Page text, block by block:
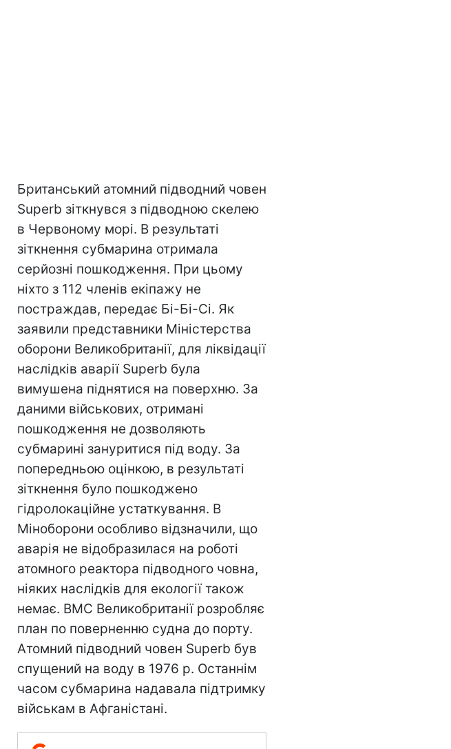
Британський атомний підводний човен
Superb зіткнувся з підводною скелею
в Червоному морі. В результаті
зіткнення субмарина отримала
серйозні пошкодження. При цьому
ніхто з 112 членів екіпажу не
постраждав, передає Бі-Бі-Сі. Як
заявили представники Міністерства
оборони Великобританії, для ліквідації
наслідків аварії Superb була
вимушена піднятися на поверхню. За
даними військових, отримані
пошкодження не дозволяють
субмарині зануритися під воду. За
попередньою оцінкою, в результаті
зіткнення було пошкоджено
гідролокаційне устаткування. В
Міноборони особливо відзначили, що
аварія не відобразилася на роботі
атомного реактора підводного човна,
ніяких наслідків для екології також
немає. ВМС Великобританії розробляє
план по поверненню судна до порту.
Атомний підводний човен Superb був
спущений на воду в 1976 р. Останнім
часом субмарина надавала підтримку
військам в Афганістані.